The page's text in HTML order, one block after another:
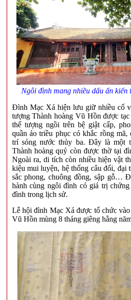
Ngôi đình mang nhiều dấu ấn
Đình Mạc Xá hiện lưu giữ nhiều cổ
tượng Thành hoàng Vũ Hồn được
thế tượng ngồi trên bệ giật cấp,
quần áo triều phục có khắc rồng
trí sóng nước thủy ba. Đây là một
Thành hoàng quý còn được thờ tại
Ngoài ra, di tích còn nhiều hiện vật
kiệu mui luyện, hệ thống câu đối, đại
sắc phong, chuông đồng, sập gỗ…
hành cùng ngôi đình có giá trị
đình trong lịch sử.
Lễ hội đình Mạc Xá được tổ chức
Vũ Hồn mùng 8 tháng giêng hằng